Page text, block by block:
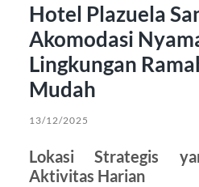
Hotel Plazuela
Akomodasi
Lingkungan
Mudah
13/12/2025
Lokasi Strategis
Aktivitas Harian